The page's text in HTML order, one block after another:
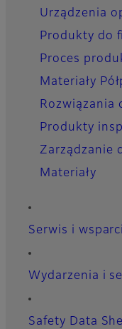
Urządzenia
Produkty do
Proces
Materiały
Rozwiązania
Produkty
Zarządzanie
Materiały
Serwis i
Wydarzenia i
Safety Data